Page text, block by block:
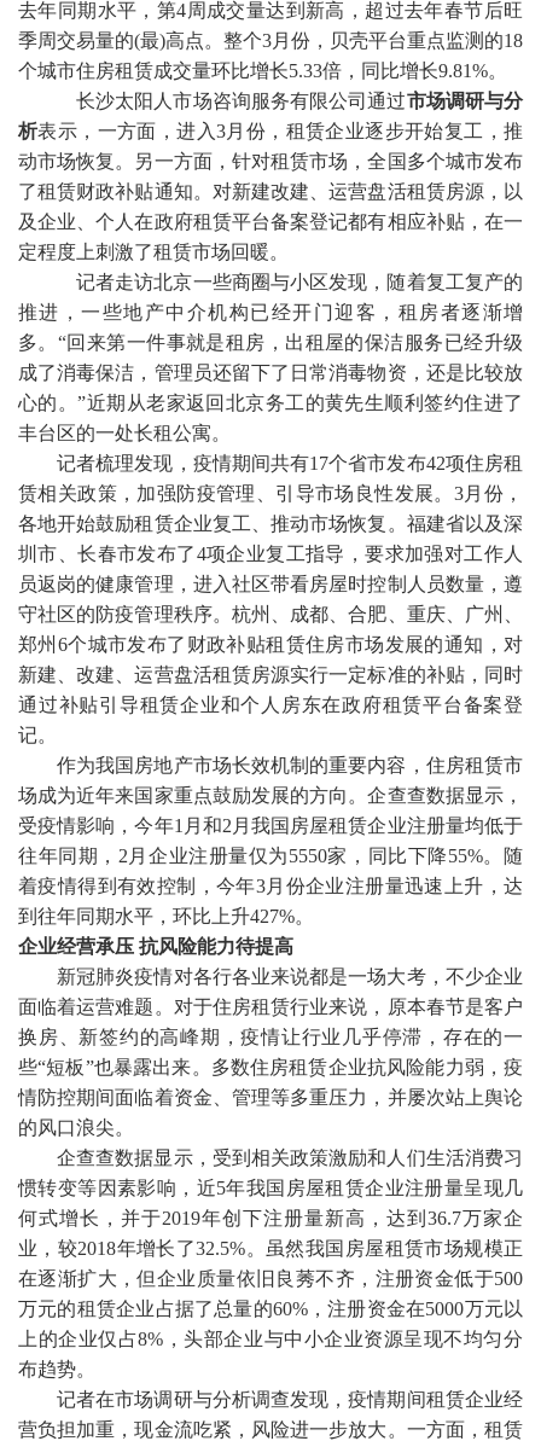
去年同期水平，第4周成交量达到新高，超过去年春节后旺
季周交易量的(最)高点。整个3月份，贝壳平台重点监测的18
个城市住房租赁成交量环比增长5.33倍，同比增长9.81%。
长沙太阳人市场咨询服务有限公司通过市场调研与分
析表示，一方面，进入3月份，租赁企业逐步开始复工，推
动市场恢复。另一方面，针对租赁市场，全国多个城市发布
了租赁财政补贴通知。对新建改建、运营盘活租赁房源，以
及企业、个人在政府租赁平台备案登记都有相应补贴，在一
定程度上刺激了租赁市场回暖。
记者走访北京一些商圈与小区发现，随着复工复产的
推进，一些地产中介机构已经开门迎客，租房者逐渐增
多。 “回来第一件事就是租房，出租屋的保洁服务已经升级
成了消毒保洁，管理员还留下了日常消毒物资，还是比较放
心的。”近期从老家返回北京务工的黄先生顺利签约住进了
丰台区的一处长租公寓。
记者梳理发现，疫情期间共有17个省市发布42项住房租
赁相关政策，加强防疫管理、引导市场良性发展。3月份，
各地开始鼓励租赁企业复工、推动市场恢复。福建省以及深
圳市、长春市发布了4项企业复工指导，要求加强对工作人
员返岗的健康管理，进入社区带看房屋时控制人员数量，遵
守社区的防疫管理秩序。杭州、成都、合肥、重庆、广州、
郑州6个城市发布了财政补贴租赁住房市场发展的通知，对
新建、改建、运营盘活租赁房源实行一定标准的补贴，同时
通过补贴引导租赁企业和个人房东在政府租赁平台备案登
记。
作为我国房地产市场长效机制的重要内容，住房租赁市
场成为近年来国家重点鼓励发展的方向。企查查数据显示，
受疫情影响，今年1月和2月我国房屋租赁企业注册量均低于
往年同期，2月企业注册量仅为5550家，同比下降55%。随
着疫情得到有效控制，今年3月份企业注册量迅速上升，达
到往年同期水平，环比上升427%。
企业经营承压 抗风险能力待提高
新冠肺炎疫情对各行各业来说都是一场大考，不少企业
面临着运营难题。对于住房租赁行业来说，原本春节是客户
换房、新签约的高峰期，疫情让行业几乎停滞，存在的一
些“短板”也暴露出来。多数住房租赁企业抗风险能力弱，疫
情防控期间面临着资金、管理等多重压力，并屡次站上舆论
的风口浪尖。
企查查数据显示，受到相关政策激励和人们生活消费习
惯转变等因素影响，近5年我国房屋租赁企业注册量呈现几
何式增长，并于2019年创下注册量新高，达到36.7万家企
业，较2018年增长了32.5%。虽然我国房屋租赁市场规模正
在逐渐扩大，但企业质量依旧良莠不齐，注册资金低于500
万元的租赁企业占据了总量的60%，注册资金在5000万元以
上的企业仅占8%，头部企业与中小企业资源呈现不均匀分
布趋势。
记者在市场调研与分析调查发现，疫情期间租赁企业经
营负担加重，现金流吃紧，风险进一步放大。一方面，租赁